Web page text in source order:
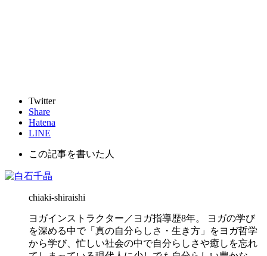
Twitter
Share
Hatena
LINE
この記事を書いた人
chiaki-shiraishi
ヨガインストラクター／ヨガ指導歴8年。 ヨガの学び
を深める中で「真の自分らしさ・生き方」をヨガ哲学
から学び、忙しい社会の中で自分らしさや癒しを忘れ